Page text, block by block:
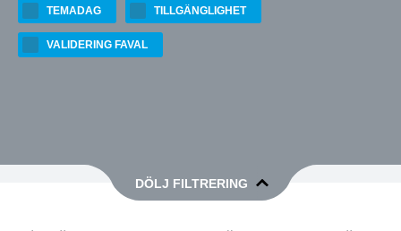
TEMADAG TILLGÄNGLIGHET
VALIDERING FAVAL
DÖLJ FILTRERING